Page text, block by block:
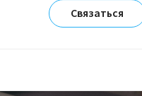
Связаться